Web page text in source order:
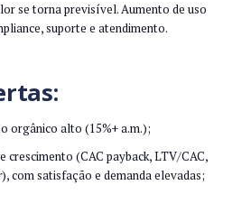
se torna previsível. Aumento de uso
suporte e atendimento.
orgânico alto (15%+ a.m.);
crescimento (CAC payback, LTV/CAC,
), com satisfação e demanda elevadas;